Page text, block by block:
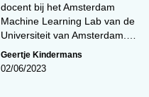
docent bij het Amsterdam
Machine Learning Lab van de
Universiteit van Amsterdam.…
Geertje Kindermans
02/06/2023